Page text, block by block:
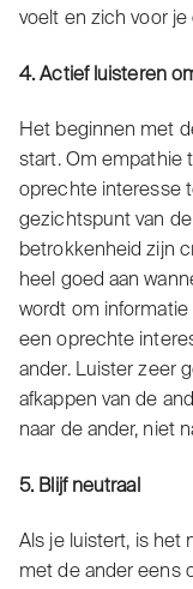
voelt en zich voor je
4. Actief luisteren
Het beginnen met
start. Om empathie
oprechte interesse
gezichtspunt van
betrokkenheid zijn
heel goed aan
wordt om informatie
een oprechte
ander. Luister zeer
afkappen van de
naar de ander, niet
5. Blijf neutraal
Als je luistert, is het
met de ander eens